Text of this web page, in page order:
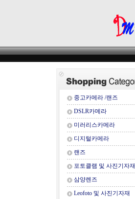
중고카메라 /랜즈
DSLR카메라
미러리스카메라
디지털카메라
랜즈
포토클램 및 사진기자재
삼양렌즈
Leofoto 및 사진기자재